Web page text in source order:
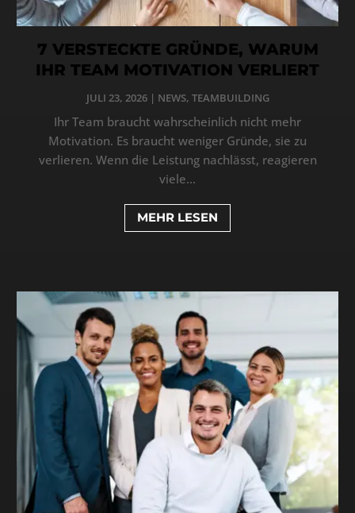
7 VERSTECKTE GRÜNDE, WARUM
IHR TEAM MOTIVATION VERLIERT
JULI 23, 2026| NEWS, TEAMBUILDING
Ihr Team braucht wahrscheinlich nicht mehr
Motivation. Es braucht weniger Gründe, sie zu
verlieren. Wenn die Leistung nachlässt, reagieren
viele...
MEHR LESEN